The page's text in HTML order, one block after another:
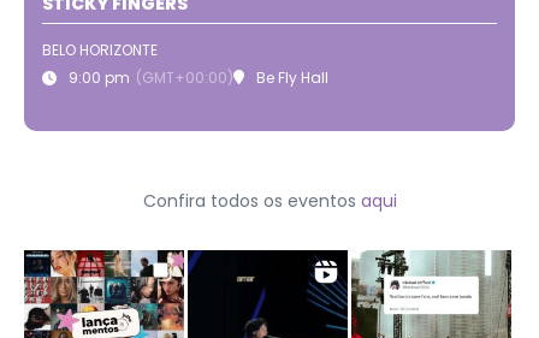
BELO HORIZONTE
9:00 pm (GMT+00:00) Be Fly Hall
Confira todos os eventos aqui